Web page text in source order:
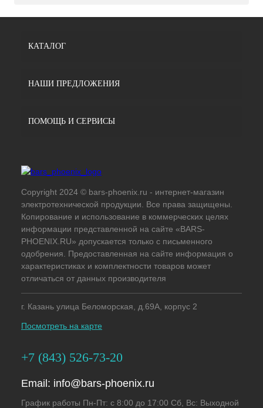
КАТАЛОГ
НАШИ ПРЕДЛОЖЕНИЯ
ПОМОЩЬ И СЕРВИСЫ
Copyright 2024 © bars-phoenix.ru - интернет-магазин
электротехнической продукции. Все права защищены.
Копирование и использование в коммерческих целях
информации представленной на сайте «BARS-
PHOENIX.RU» допускается только с письменного
одобрения. Предоставленная на сайте информация о
характеристиках и комплектности товаров может
отличаться от данных производителя
г. Казань улица Беломорская, д.69А, корпус 2
Посмотреть на карте
+7 (843) 526-73-20
Email: info@bars-phoenix.ru
График работы Пн-Пт: с 8:00 до 17:00 Сб, Вс: Выходной